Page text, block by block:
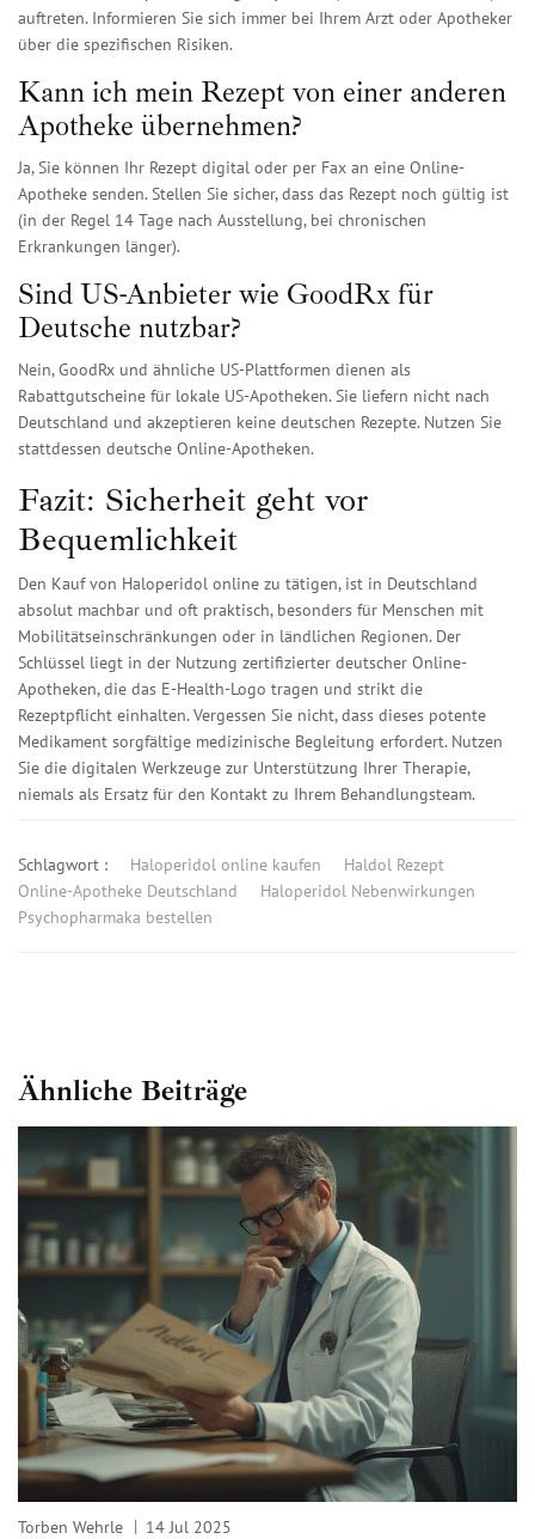
auftreten. Informieren Sie sich immer bei Ihrem Arzt oder Apotheker
über die spezifischen Risiken.
Kann ich mein Rezept von einer anderen
Apotheke übernehmen?
Ja, Sie können Ihr Rezept digital oder per Fax an eine Online-
Apotheke senden. Stellen Sie sicher, dass das Rezept noch gültig ist
(in der Regel 14 Tage nach Ausstellung, bei chronischen
Erkrankungen länger).
Sind US-Anbieter wie GoodRx für
Deutsche nutzbar?
Nein, GoodRx und ähnliche US-Plattformen dienen als
Rabattgutscheine für lokale US-Apotheken. Sie liefern nicht nach
Deutschland und akzeptieren keine deutschen Rezepte. Nutzen Sie
stattdessen deutsche Online-Apotheken.
Fazit: Sicherheit geht vor
Bequemlichkeit
Den Kauf von Haloperidol online zu tätigen, ist in Deutschland
absolut machbar und oft praktisch, besonders für Menschen mit
Mobilitätseinschränkungen oder in ländlichen Regionen. Der
Schlüssel liegt in der Nutzung zertifizierter deutscher Online-
Apotheken, die das E-Health-Logo tragen und strikt die
Rezeptpflicht einhalten. Vergessen Sie nicht, dass dieses potente
Medikament sorgfältige medizinische Begleitung erfordert. Nutzen
Sie die digitalen Werkzeuge zur Unterstützung Ihrer Therapie,
niemals als Ersatz für den Kontakt zu Ihrem Behandlungsteam.
Schlagwort : Haloperidol online kaufen
Haldol Rezept
Online-Apotheke Deutschland
Haloperidol Nebenwirkungen
Psychopharmaka bestellen
Ähnliche Beiträge
Torben Wehrle 14 Jul 2025